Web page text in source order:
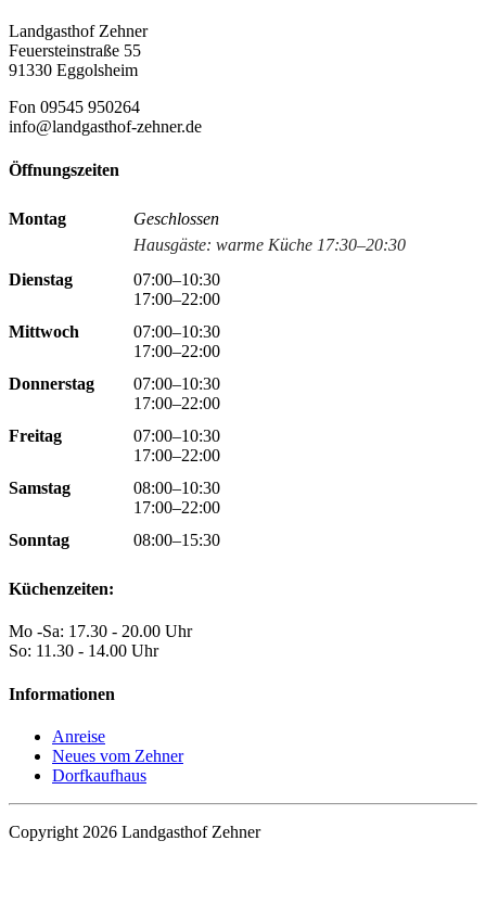
Landgasthof Zehner
Feuersteinstraße 55
91330 Eggolsheim
Fon 09545 950264
info@landgasthof-zehner.de
Öffnungszeiten
Montag
Geschlossen
Hausgäste: warme Küche 17:30–20:30
Dienstag
07:00–10:30
17:00–22:00
Mittwoch
07:00–10:30
17:00–22:00
Donnerstag
07:00–10:30
17:00–22:00
Freitag
07:00–10:30
17:00–22:00
Samstag
08:00–10:30
17:00–22:00
Sonntag
08:00–15:30
Küchenzeiten:
Mo -Sa: 17.30 - 20.00 Uhr
So: 11.30 - 14.00 Uhr
Informationen
Anreise
Neues vom Zehner
Dorfkaufhaus
Copyright 2026 Landgasthof Zehner